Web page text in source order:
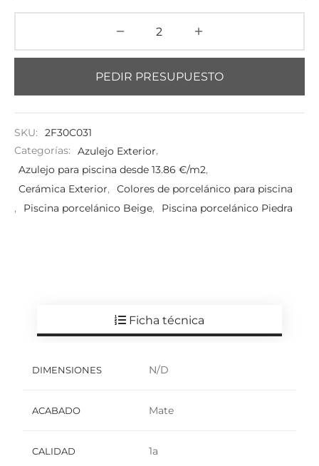
PEDIR PRESUPUESTO
SKU:
2F30C031
Categorías:
Azulejo Exterior,
Azulejo para piscina desde 13.86 €/m2,
Cerámica Exterior,
Colores de porcelánico para piscina
,
Piscina porcelánico Beige, Piscina porcelánico Piedra
Ficha técnica
DIMENSIONES N/D
ACABADO Mate
CALIDAD 1a